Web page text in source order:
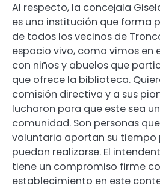
Al respecto, la concejala
es una institución que forma
de todos los vecinos de
espacio vivo, como vimos en
con niños y abuelos que
que ofrece la biblioteca.
comisión directiva y a sus
lucharon para que este sea
comunidad. Son personas
voluntaria aportan su tiempo
puedan realizarse. El
tiene un compromiso firme
establecimiento en este